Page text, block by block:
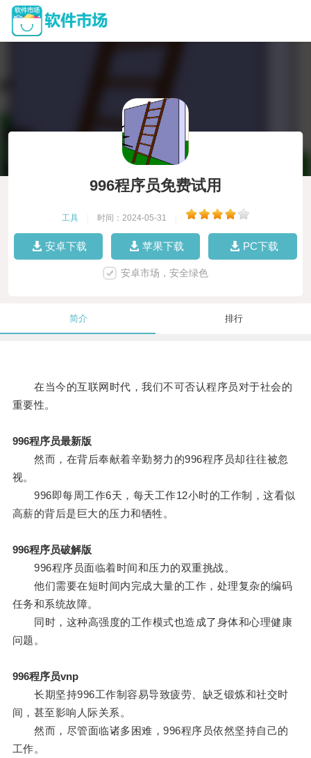
996程序员免费试用
工具 时间：2024-05-31
安卓下载 苹果下载 PC下载
安卓市场，安全绿色
简介 排行
在当今的互联网时代，我们不可否认程序员对于社会的
重要性。
996程序员最新版
然而，在背后奉献着辛勤努力的996程序员却往往被忽
视。
996即每周工作6天，每天工作12小时的工作制，这看似
高薪的背后是巨大的压力和牺牲。
996程序员破解版
996程序员面临着时间和压力的双重挑战。
他们需要在短时间内完成大量的工作，处理复杂的编码
任务和系统故障。
同时，这种高强度的工作模式也造成了身体和心理健康
问题。
996程序员vnp
长期坚持996工作制容易导致疲劳、缺乏锻炼和社交时
间，甚至影响人际关系。
然而，尽管面临诸多困难，996程序员依然坚持自己的
工作。